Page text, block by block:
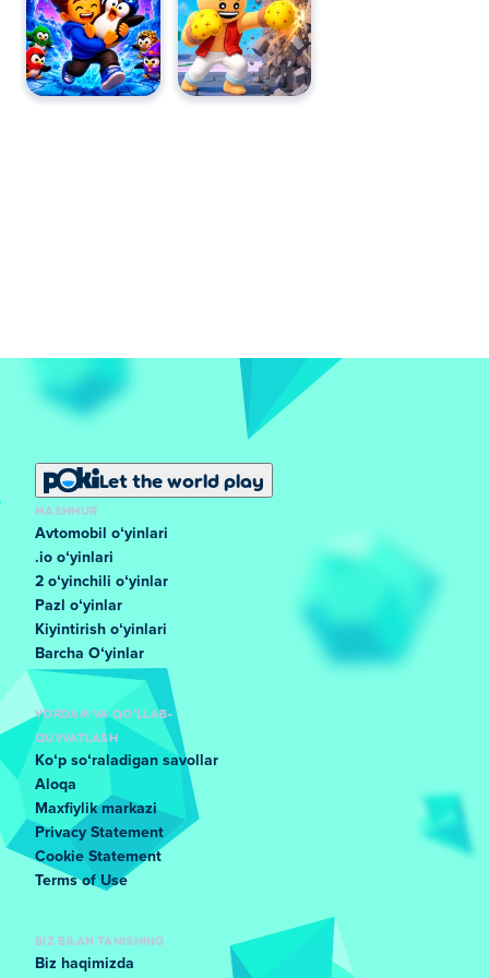
Let the world play
MASHHUR
Avtomobil oʻyinlari
.io oʻyinlari
2 oʻyinchili oʻyinlar
Pazl oʻyinlar
Kiyintirish oʻyinlari
Barcha Oʻyinlar
YORDAM VA QO'LLAB-
QUVVATLASH
Koʻp soʻraladigan savollar
Aloqa
Maxfiylik markazi
Privacy Statement
Cookie Statement
Terms of Use
BIZ BILAN TANISHING
Biz haqimizda